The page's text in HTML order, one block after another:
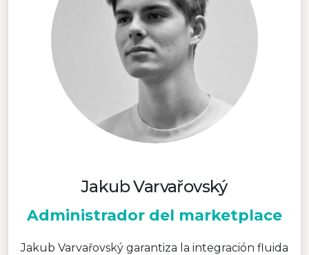
Jakub Varvařovský
Administrador del marketplace
Jakub Varvařovský garantiza la integración fluida